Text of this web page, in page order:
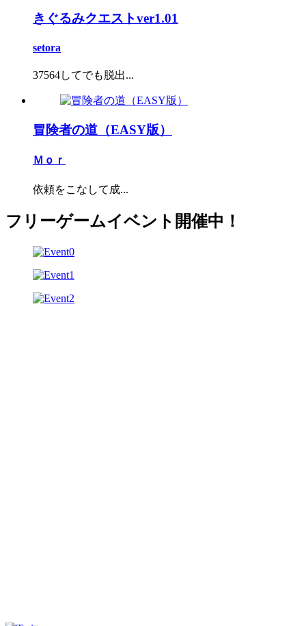
きぐるみクエストver1.01
setora
37564してでも脱出...
冒険者の道（EASY版）
Ｍｏｒ
依頼をこなして成...
フリーゲームイベント開催中！